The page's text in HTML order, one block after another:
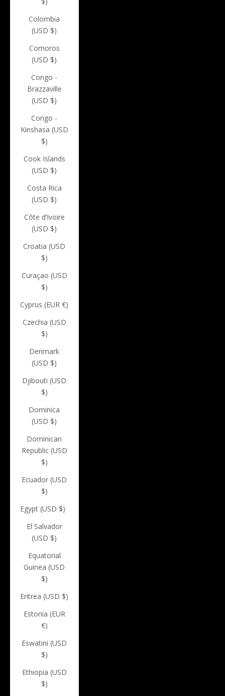
Colombia
(USD $)
Comoros
(USD $)
Congo -
Brazzaville
(USD $)
Congo -
Kinshasa (USD
$)
Cook Islands
(USD $)
Costa Rica
(USD $)
Côte d’Ivoire
(USD $)
Croatia (USD
$)
Curaçao (USD
$)
Cyprus (EUR €)
Czechia (USD
$)
Denmark
(USD $)
Djibouti (USD
$)
Dominica
(USD $)
Dominican
Republic (USD
$)
Ecuador (USD
$)
Egypt (USD $)
El Salvador
(USD $)
Equatorial
Guinea (USD
$)
Eritrea (USD $)
Estonia (EUR
€)
Eswatini (USD
$)
Ethiopia (USD
$)